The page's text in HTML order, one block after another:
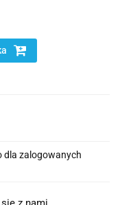
dla zalogowanych